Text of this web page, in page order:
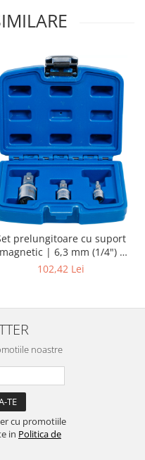
prelungitoare cu suport
magnetic | 6,3 mm (1/4") /
10 mm (3/8") / 12,5 mm
102,42 Lei
noastre
cu promotiile
in Politica de